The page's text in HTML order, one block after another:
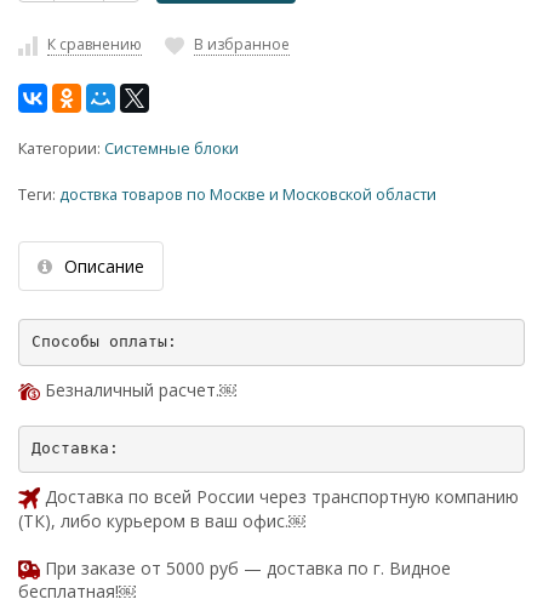
К сравнению В избранное
Категории: Системные блоки
Теги: доствка товаров по Москве и Московской области
Описание
Безналичный расчет.￼
Доставка по всей России через транспортную компанию
(ТК), либо курьером в ваш офис.￼
При заказе от 5000 руб — доставка по г. Видное
бесплатная!￼